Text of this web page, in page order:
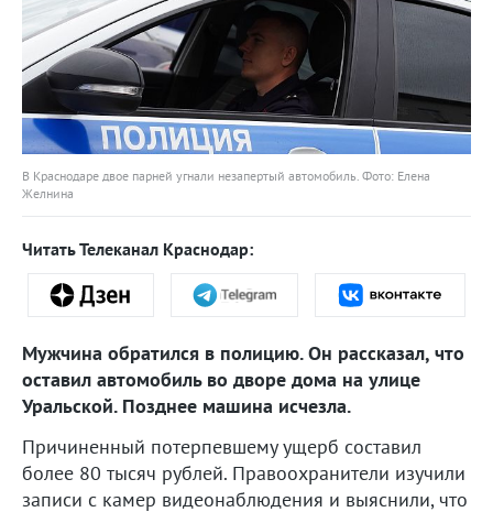
В Краснодаре двое парней угнали незапертый автомобиль. Фото: Елена
Желнина
Читать Телеканал Краснодар:
Мужчина обратился в полицию. Он рассказал, что
оставил автомобиль во дворе дома на улице
Уральской. Позднее машина исчезла.
Причиненный потерпевшему ущерб составил
более 80 тысяч рублей. Правоохранители изучили
записи с камер видеонаблюдения и выяснили, что